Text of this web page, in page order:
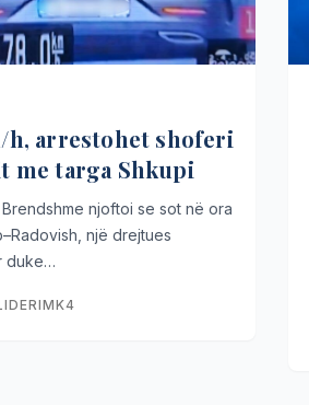
h, arrestohet shoferi
me targa Shkupi
njoftoi se sot në ora
një drejtues
duke…